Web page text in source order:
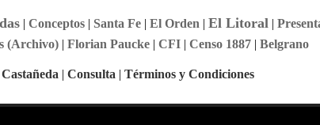
| Conceptos| Santa Fe| El Orden | El Litoral |
(Archivo)| Florian Paucke| CFI| Censo 1887| Belgrano
Castañeda | Consulta | Términos y Condiciones